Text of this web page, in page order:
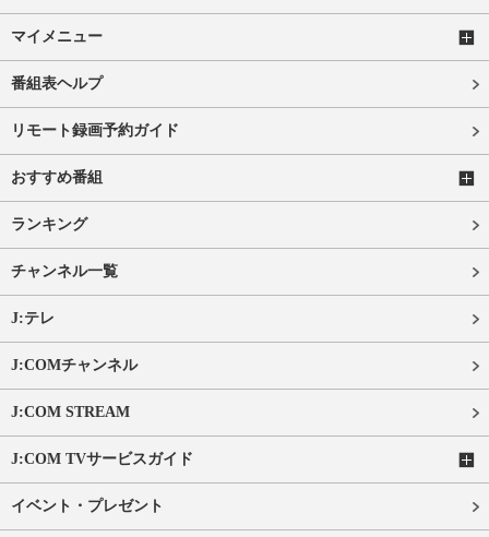
マイメニュー
番組表ヘルプ
リモート録画予約ガイド
おすすめ番組
ランキング
チャンネル一覧
J:テレ
J:COMチャンネル
J:COM STREAM
J:COM TVサービスガイド
イベント・プレゼント